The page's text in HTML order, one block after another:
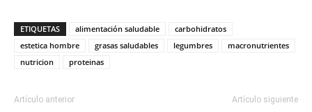
ETIQUETAS alimentación saludable
carbohidratos
estetica hombre
grasas saludables legumbres
macronutrientes
nutricion
proteinas
Artículo anterior Artículo siguiente